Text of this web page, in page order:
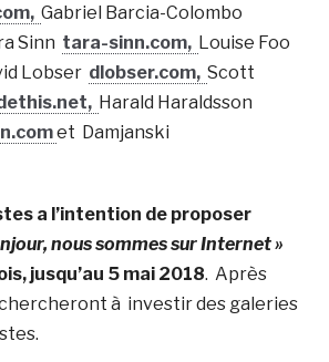
Gabriel Barcia-Colombo
Sinn tara-sinn.com, Louise Foo
Lobser dlobser.com, Scott
Harald Haraldsson
et Damjanski
a l’intention de proposer
nous sommes sur Internet »
jusqu’au 5 mai 2018. Après
à investir des galeries